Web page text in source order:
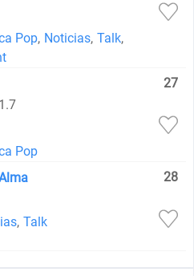
Pop, Noticias, Talk,
27
Pop
28
, Talk